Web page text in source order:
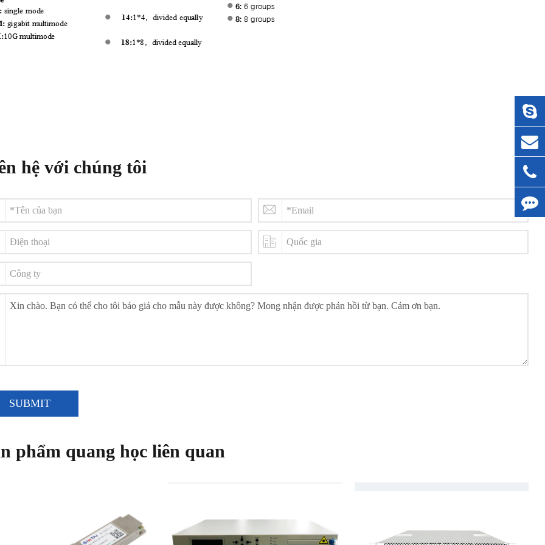
hệ với chúng tôi
SUBMIT
phẩm quang học liên quan